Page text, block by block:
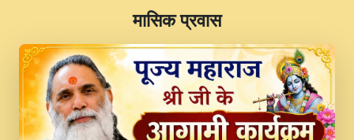
JINU SATGURU AAP BULAVE by Rasik
Pawan ji 20-11-19 Sankirtan At VEER JI
PRABHU KUTEER CHANNEL.mp3
Kina Sohna Tera Bhawan Sajaya Mata
Vaishno Devi Aarti Mata Rani Bhajan By
Lakhwinder Wadali Ji.mp3
​मासिक प्रवास